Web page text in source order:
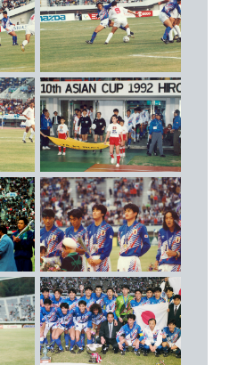
北澤豪 84’ 中山雅史）
ア
優勝
ルディ川崎）
マリノス）
フユナイテッド市原）
MF
レッズ）
ェルディ川崎）
マリノス）
ディ川崎）
ハ）
レッチェ広島）
FW
ルディ川崎）
ルディ川崎）